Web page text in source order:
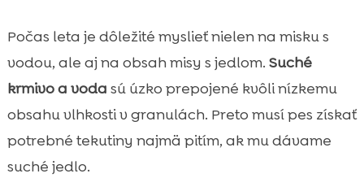
Počas leta je dôležité myslieť nielen na misku s
vodou, ale aj na obsah misy s jedlom. Suché
krmivo a voda sú úzko prepojené kvôli nízkemu
obsahu vlhkosti v granulách. Preto musí pes získať
potrebné tekutiny najmä pitím, ak mu dávame
suché jedlo.